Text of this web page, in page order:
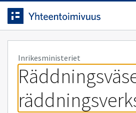
Navigerad
sidan
Gå direkt till innehållet.
Inrikesministeriet